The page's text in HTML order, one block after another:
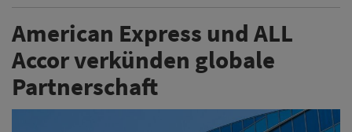
American Express und ALL
Accor verkünden globale
Partnerschaft